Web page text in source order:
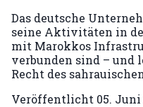
Das deutsche
seine Aktivitäten in
mit Marokkos
verbunden sind – und
Recht des
Veröffentlicht 05. Juni